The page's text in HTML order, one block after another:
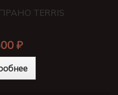
TERRIS
₽